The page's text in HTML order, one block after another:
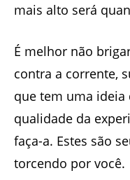
mais alto será
É melhor não
contra a corrente,
que tem uma
qualidade da
faça-a. Estes são
torcendo por você.